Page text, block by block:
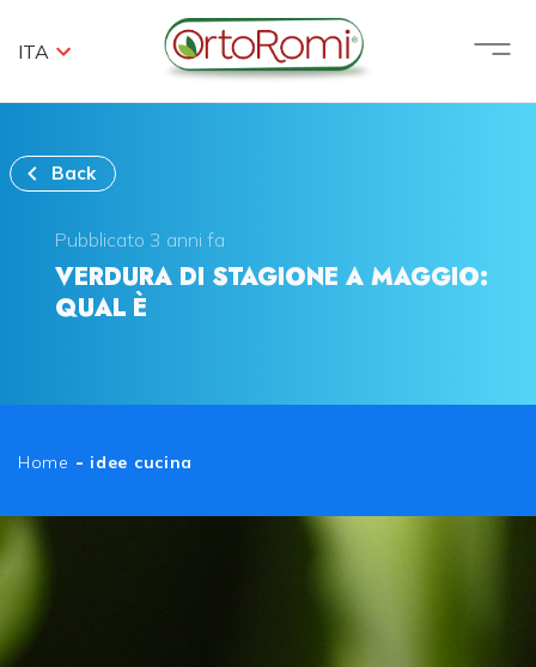
ITA
Back
Pubblicato 3 anni fa
VERDURA DI STAGIONE A MAGGIO:
QUAL È
Home - idee cucina